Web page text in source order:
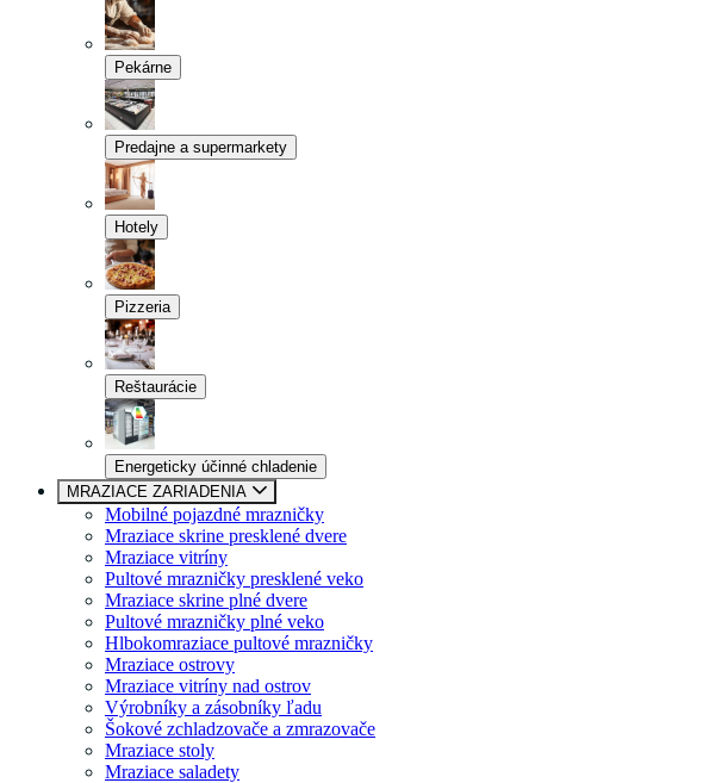
Pekárne
Predajne a supermarkety
Hotely
Pizzeria
Reštaurácie
Energeticky účinné chladenie
MRAZIACE ZARIADENIA
Mobilné pojazdné mrazničky
Mraziace skrine presklené dvere
Mraziace vitríny
Pultové mrazničky presklené veko
Mraziace skrine plné dvere
Pultové mrazničky plné veko
Hlbokomraziace pultové mrazničky
Mraziace ostrovy
Mraziace vitríny nad ostrov
Výrobníky a zásobníky ľadu
Šokové zchladzovače a zmrazovače
Mraziace stoly
Mraziace saladety